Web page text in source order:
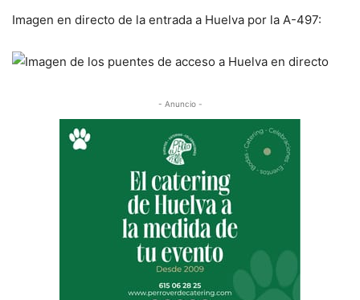
Imagen en directo de la entrada a Huelva por la A-497:
- Anuncio -